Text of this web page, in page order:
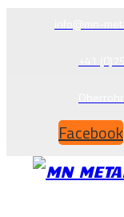
Facebook